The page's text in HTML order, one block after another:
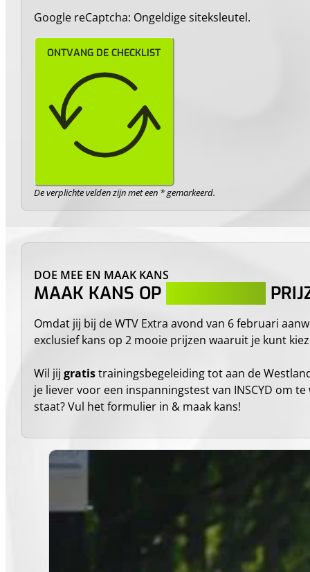
Google reCaptcha: Ongeldige siteksleutel.
ONTVANG DE CHECKLIST
De verplichte velden zijn met een * gemarkeerd.
DOE MEE EN MAAK KANS
MAAK KANS OP
Omdat jij bij de WTV Extra avond van 6 februari
exclusief kans op 2 mooie prijzen waaruit je kunt
Wil jij gratistrainingsbegeleiding tot aan de
je liever voor een inspanningstest van INSCYD om
staat? Vul het formulier in & maak kans!